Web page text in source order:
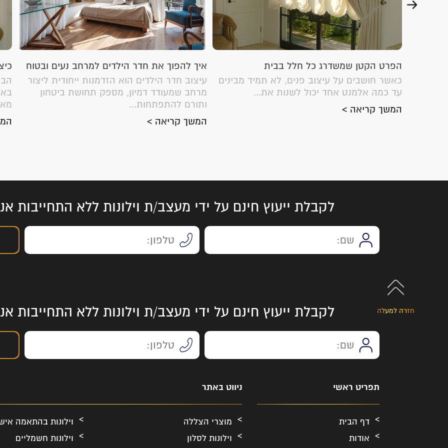
הפרט הקטן שמשדרג כל חלל בבית
כאשר חושבים על עיצוב פנים, לא תמיד מבינים
עד כמה אלמנט אחד יכול לשנות את...
המשך קריאה >
איך להפוך את חדר הילדים למרחב נעים ובטוח
עיצוב חדר הילדים הוא הזדמנות ייחודית ליצור
מרחב שמעודד דמיון, מספק תחושת ביטחון
ותורם להתפתחות...
המשך קריאה >
לקבלת ייעוץ חינם על ידי מעצב/ת וילונות ללא התחייבות
חזרה למעלה לקבלת ייעוץ חינם על ידי מעצב/ת וילונות ללא התחייבות
תפריט ראשי
דף הבית
אודות
ניווט באתר
מוצרי הצללה
וילונות לסלון
וילונות בהתאמה
וילונות חשמליים